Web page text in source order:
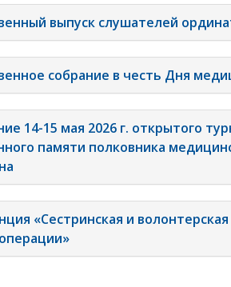
выпуск слушателей
собрание в честь Дня
14-15 мая 2026 г. открытого
памяти полковника
«Сестринская и